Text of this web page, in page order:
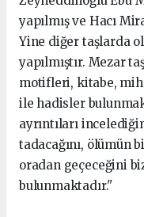
yapılmış ve Hacı
Yine diğer taşlarda
yapılmıştır. Mezar
motifleri, kitabe,
ile hadisler
ayrıntıları
tadacağını, ölümün
oradan geçeceğini
bulunmaktadır."